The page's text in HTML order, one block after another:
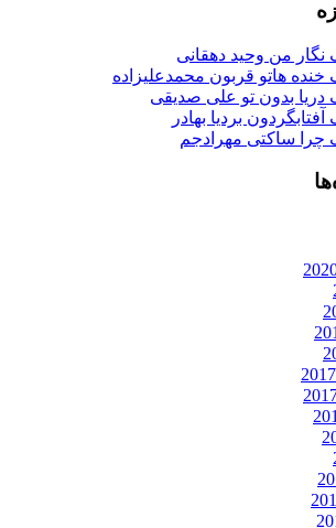
وحید دهقانی
قربون محمدعلیزاده
تو علی صدیقی
بردیا بهادر
مهرادجم